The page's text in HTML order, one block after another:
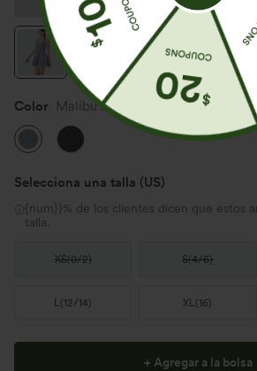
Color Malibu Blue Denim
Selecciona una talla (US)
{num}}% de los clientes dicen que estos
talla.
XS(0/2) S(4/6)
L(12/14) XL(16)
+ Agregar a la bolsa